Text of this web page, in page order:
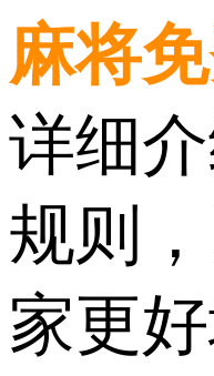
麻将
详细
规则
家更